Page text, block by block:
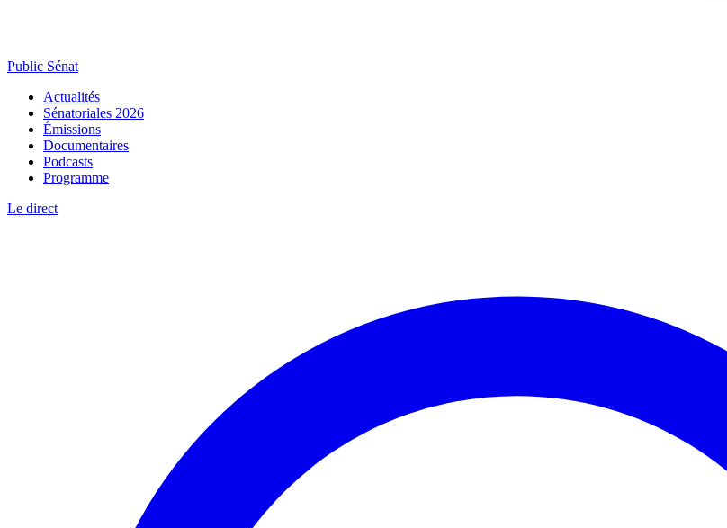
Public Sénat
Actualités
Sénatoriales 2026
Émissions
Documentaires
Podcasts
Programme
Le direct